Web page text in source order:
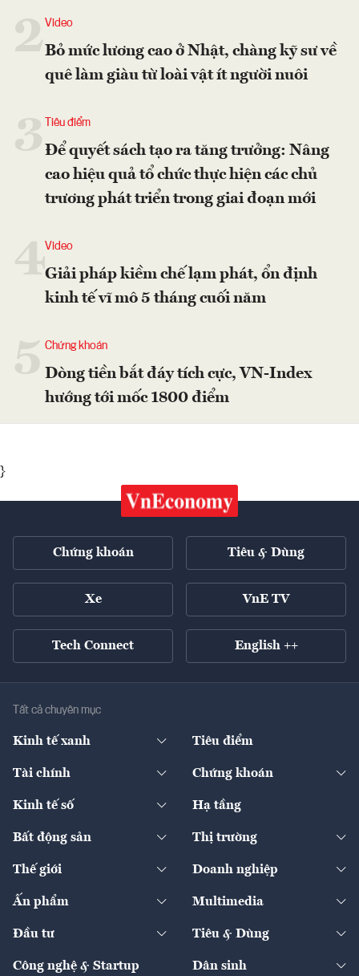
2Video
Bỏ mức lương cao ở Nhật, chàng kỹ sư về
quê làm giàu từ loài vật ít người nuôi
Tiêu điểm
Để quyết sách tạo ra tăng trưởng: Nâng
cao hiệu quả tổ chức thực hiện các chủ
trương phát triển trong giai đoạn mới
4Video
Giải pháp kiềm chế lạm phát, ổn định
kinh tế vĩ mô 5 tháng cuối năm
Chứng khoán
Dòng tiền bắt đáy tích cực, VN-Index
hướng tới mốc 1800 điểm
}
Chứng khoán Tiêu & Dùng
Xe VnE TV
Tech Connect English ++
Tất cả chuyên mục
Kinh tế xanh
Diễn đàn
Tiêu điểm
Tài chính
Ngân hàng
Bảo hiểm
Chứng khoán
Doanh nghiệp niêm yết
Khung pháp lý
Kinh tế số
Sản phẩm - Thị trường
Start-up
Quản trị số
Hạ tầng
Bất động sản
Chính sách
Tư vấn
Thị trường
Thị trường
Nông sản
Thế giới
Kinh tế
Doanh nghiệp
Ấn phẩm
The Guide
Multimedia
Đầu tư Tiêu & Dùng
Công nghệ & Startup Dân sinh